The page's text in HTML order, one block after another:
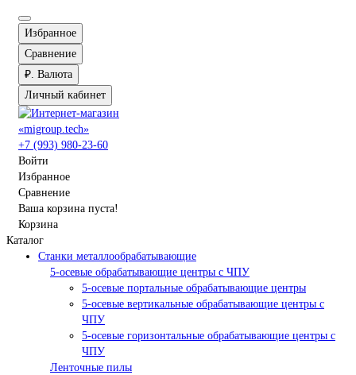
Избранное
Сравнение
₽. Валюта
Личный кабинет
+7 (993) 980-23-60
Войти
Избранное
Сравнение
Ваша корзина пуста!
Корзина
Каталог
Станки металлообрабатывающие
5-осевые обрабатывающие центры с ЧПУ
5-осевые портальные обрабатывающие центры
5-осевые вертикальные обрабатывающие центры с
ЧПУ
5-осевые горизонтальные обрабатывающие центры с
ЧПУ
Ленточные пилы